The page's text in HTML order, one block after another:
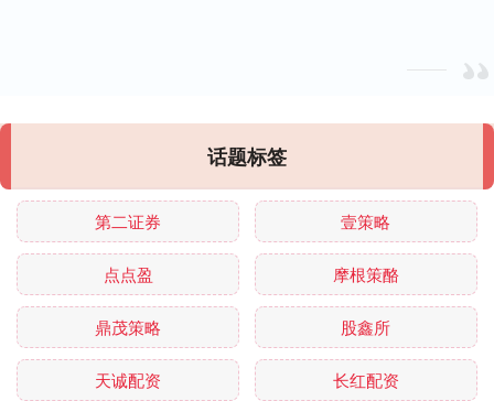
话题标签
第二证券 壹策略
点点盈 摩根策酪
鼎茂策略 股鑫所
天诚配资 长红配资